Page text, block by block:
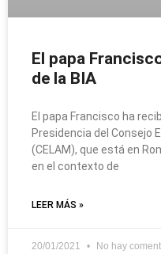
El papa
de la BIA
El papa Francisco ha
Presidencia del Consejo
(CELAM), que está en
en el contexto de
LEER MÁS »
20/01/2021 No hay